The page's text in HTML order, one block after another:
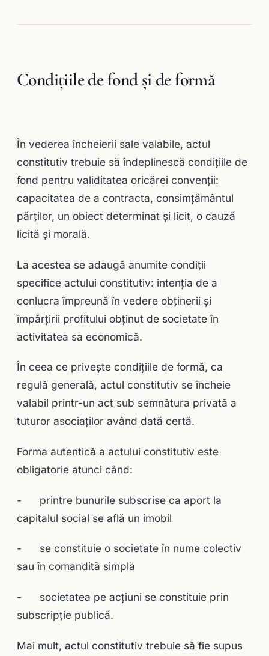
Condiţiile de fond şi de formă
În vederea încheierii sale valabile, actul
constitutiv trebuie să îndeplinescă condiţiile de
fond pentru validitatea oricărei convenţii:
capacitatea de a contracta, consimţământul
părţilor, un obiect determinat şi licit, o cauză
licită şi morală.
La acestea se adaugă anumite condiţii
specifice actului constitutiv: intenţia de a
conlucra împreună în vedere obţinerii şi
împărţirii profitului obţinut de societate în
activitatea sa economică.
În ceea ce priveşte condiţiile de formă, ca
regulă generală, actul constitutiv se încheie
valabil printr-un act sub semnătura privată a
tuturor asociaţilor având dată certă.
Forma autentică a actului constitutiv este
obligatorie atunci când:
- printre bunurile subscrise ca aport la
capitalul social se află un imobil
- se constituie o societate în nume colectiv
sau în comandită simplă
- societatea pe acţiuni se constituie prin
subscripţie publică.
Mai mult, actul constitutiv trebuie să fie supus